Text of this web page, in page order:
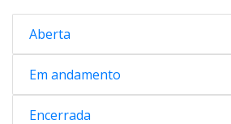
Aberta
Em andamento
Encerrada